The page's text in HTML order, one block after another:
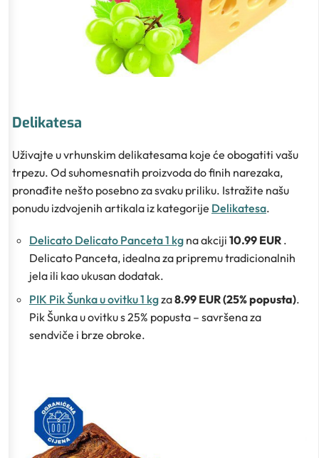
Delikatesa
Uživajte u vrhunskim delikatesama koje će obogatiti vašu
trpezu. Od suhomesnatih proizvoda do finih narezaka,
pronađite nešto posebno za svaku priliku. Istražite našu
ponudu izdvojenih artikala iz kategorije Delikatesa.
Delicato Delicato Panceta 1 kg na akciji 10.99 EUR .
Delicato Panceta, idealna za pripremu tradicionalnih
jela ili kao ukusan dodatak.
PIK Pik Šunka u ovitku 1 kgza8.99 EUR (25% popusta).
Pik Šunka u ovitku s 25% popusta – savršena za
sendviče i brze obroke.